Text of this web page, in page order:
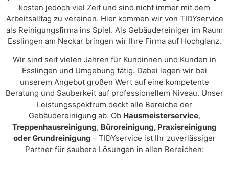
kosten jedoch viel Zeit und sind nicht immer mit dem
Arbeitsalltag zu vereinen. Hier kommen wir von TIDYservice
als Reinigungsfirma ins Spiel. Als Gebäudereiniger im Raum
Esslingen am Neckar bringen wir Ihre Firma auf Hochglanz.
Wir sind seit vielen Jahren für Kundinnen und Kunden in
Esslingen und Umgebung tätig. Dabei legen wir bei
unserem Angebot großen Wert auf eine kompetente
Beratung und Sauberkeit auf professionellem Niveau. Unser
Leistungsspektrum deckt alle Bereiche der
Gebäudereinigung ab. Ob Hausmeisterservice,
Treppenhausreinigung, Büroreinigung, Praxisreinigung
oder Grundreinigung – TIDYservice ist Ihr zuverlässiger
Partner für saubere Lösungen in allen Bereichen: